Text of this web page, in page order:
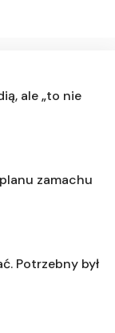
ale „to nie
zamachu
Potrzebny był